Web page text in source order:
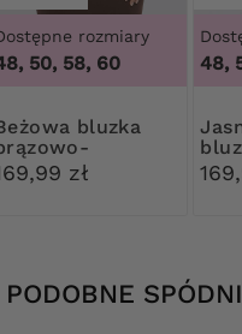
rozmiary
50, 58, 60
kwiaty
zł
48,
Jasny turkus
PODOBNE